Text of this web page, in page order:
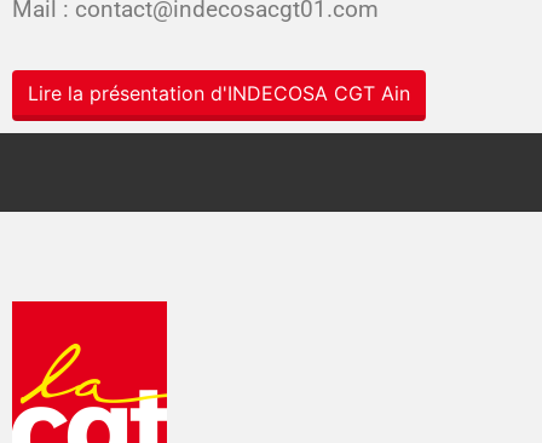
Mail : contact@indecosacgt01.com
Lire la présentation d'INDECOSA CGT Ain